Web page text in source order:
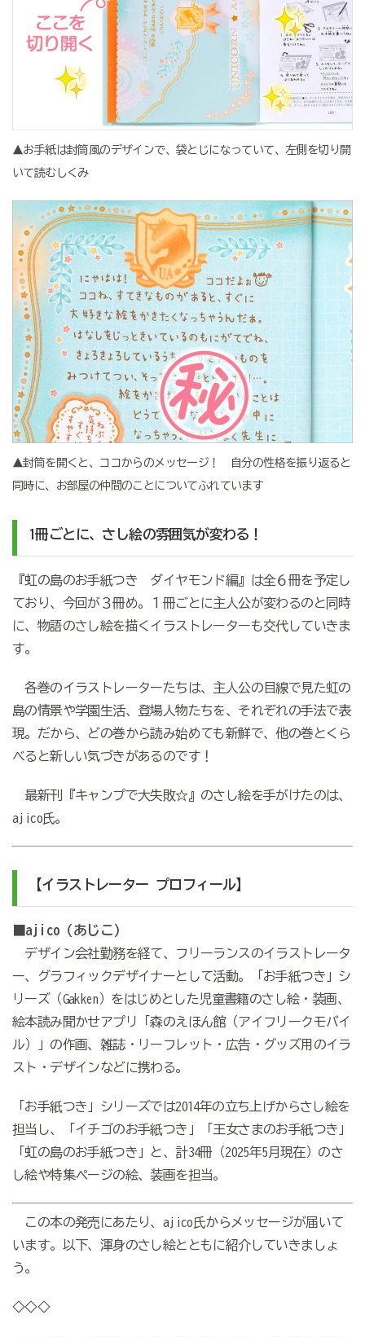
▲お手紙は封筒風のデザインで、袋とじになっていて、左側を切り開
いて読むしくみ
▲封筒を開くと、ココからのメッセージ！ 自分の性格を振り返ると
同時に、お部屋の仲間のことについてふれています
1冊ごとに、さし絵の雰囲気が変わる！
『虹の島のお手紙つき ダイヤモンド編』は全６冊を予定し
ており、今回が３冊め。１冊ごとに主人公が変わるのと同時
に、物語のさし絵を描くイラストレーターも交代していきま
す。
各巻のイラストレーターたちは、主人公の目線で見た虹の
島の情景や学園生活、登場人物たちを、それぞれの手法で表
現。だから、どの巻から読み始めても新鮮で、他の巻とくら
べると新しい気づきがあるのです！
最新刊『キャンプで大失敗☆』のさし絵を手がけたのは、
ajico氏。
【イラストレーター プロフィール】
■ajico（あじこ）
デザイン会社勤務を経て、フリーランスのイラストレータ
ー、グラフィックデザイナーとして活動。「お手紙つき」シ
リーズ（Gakken）をはじめとした児童書籍のさし絵・装画、
絵本読み聞かせアプリ「森のえほん館（アイフリークモバイ
ル）」の作画、雑誌・リーフレット・広告・グッズ用のイラ
スト・デザインなどに携わる。
「お手紙つき」シリーズでは2014年の立ち上げからさし絵を
担当し、「イチゴのお手紙つき」「王女さまのお手紙つき」
「虹の島のお手紙つき」と、計34冊（2025年5月現在）のさ
し絵や特集ページの絵、装画を担当。
この本の発売にあたり、ajico氏からメッセージが届いて
います。以下、渾身のさし絵とともに紹介していきましょ
う。
◇◇◇